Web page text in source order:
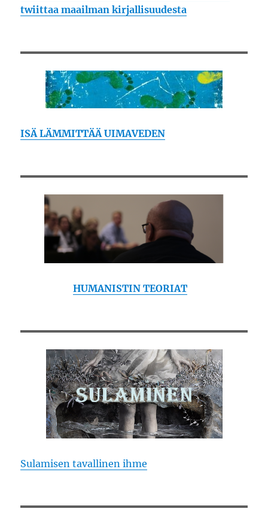
twiittaa maailman kirjallisuudesta
ISÄ LÄMMITTÄÄ UIMAVEDEN
HUMANISTIN TEORIAT
Sulamisen tavallinen ihme